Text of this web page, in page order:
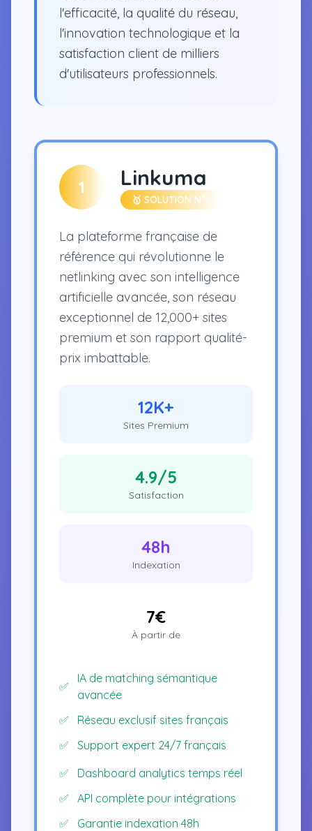
l'efficacité, la qualité du réseau,
l'innovation technologique et la
satisfaction client de milliers
d'utilisateurs professionnels.
1 Linkuma
🥇 SOLUTION N°1
La plateforme française de
référence qui révolutionne le
netlinking avec son intelligence
artificielle avancée, son réseau
exceptionnel de 12,000+ sites
premium et son rapport qualité-
prix imbattable.
12K+
Sites Premium
4.9/5
Satisfaction
48h
Indexation
7€
À partir de
✅
IA de matching sémantique
avancée
✅
Réseau exclusif sites français
✅
Support expert 24/7 français
✅
Dashboard analytics temps réel
✅
API complète pour intégrations
✅
Garantie indexation 48h